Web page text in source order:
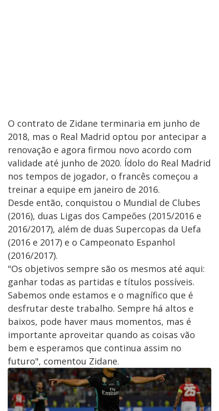
O contrato de Zidane terminaria em junho de
2018, mas o Real Madrid optou por antecipar a
renovação e agora firmou novo acordo com
validade até junho de 2020. Ídolo do Real Madrid
nos tempos de jogador, o francês começou a
treinar a equipe em janeiro de 2016.
Desde então, conquistou o Mundial de Clubes
(2016), duas Ligas dos Campeões (2015/2016 e
2016/2017), além de duas Supercopas da Uefa
(2016 e 2017) e o Campeonato Espanhol
(2016/2017).
"Os objetivos sempre são os mesmos até aqui:
ganhar todas as partidas e títulos possíveis.
Sabemos onde estamos e o magnífico que é
desfrutar deste trabalho. Sempre há altos e
baixos, pode haver maus momentos, mas é
importante aproveitar quando as coisas vão
bem e esperamos que continua assim no
futuro", comentou Zidane.